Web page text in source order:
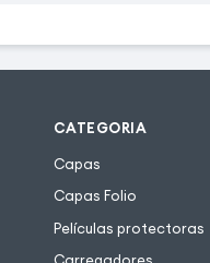
CATEGORIA
Capas
Capas Folio
Películas protectoras